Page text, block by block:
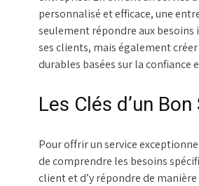
personnalisé et efficace, une
seulement répondre aux besoins
ses clients, mais également
durables basées sur la confiance
Les Clés d’un
Pour offrir un service
de comprendre les besoins
client et d’y répondre de